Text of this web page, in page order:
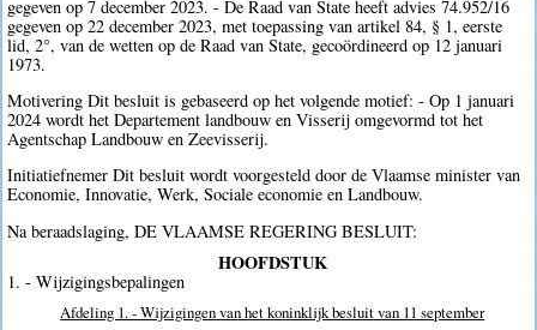
gegeven op 7 december 2023. - De Raad van State heeft advies 74.952/16
gegeven op 22 december 2023, met toepassing van artikel 84, § 1, eerste
lid, 2°, van de wetten op de Raad van State, gecoördineerd op 12 januari
1973.
Motivering Dit besluit is gebaseerd op het volgende motief: - Op 1 januari
2024 wordt het Departement landbouw en Visserij omgevormd tot het
Agentschap Landbouw en Zeevisserij.
Initiatiefnemer Dit besluit wordt voorgesteld door de Vlaamse minister van
Economie, Innovatie, Werk, Sociale economie en Landbouw.
Na beraadslaging, DE VLAAMSE REGERING BESLUIT:
HOOFDSTUK
1. - Wijzigingsbepalingen
Afdeling 1. - Wijzigingen van het koninklijk besluit van 11 september